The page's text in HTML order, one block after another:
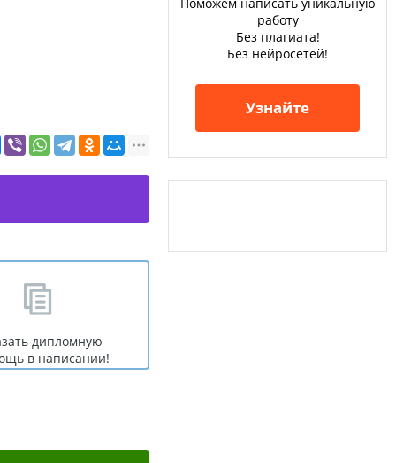
дипломную
в написании!
работу
Без плагиата!
Без нейросетей!
Узнайте